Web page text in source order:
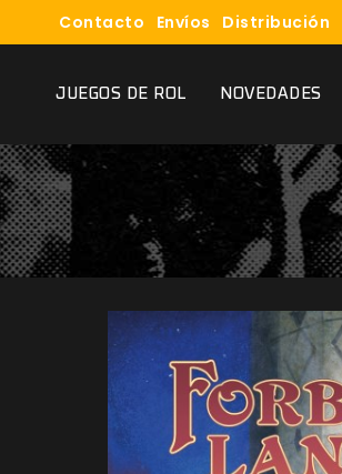
Contacto Envíos Distribución
JUEGOS DE ROL NOVEDADES